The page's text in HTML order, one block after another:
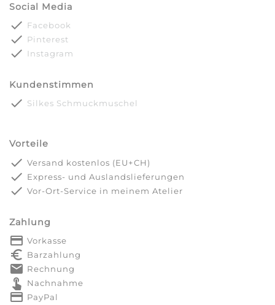
Social Media
done Facebook
done Pinterest
done Instagram
Kundenstimmen
done Silkes Schmuckmuschel
Vorteile
done Versand kostenlos (EU+CH)
done Express- und Auslandslieferungen
done Vor-Ort-Service in meinem Atelier
Zahlung
payment Vorkasse
euro_symbol Barzahlung
markunread Rechnung
touch_app Nachnahme
credit_card PayPal